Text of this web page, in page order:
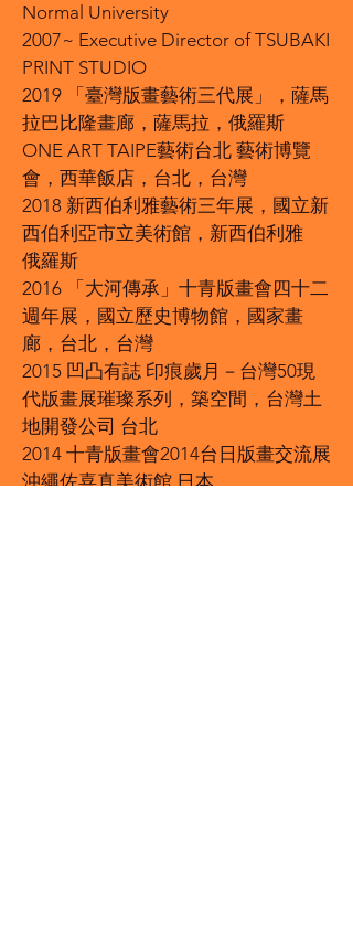
Normal University
2007~ Executive Director of TSUBAKI
PRINT STUDIO
2019 「臺灣版畫藝術三代展」，薩馬
拉巴比隆畫廊，薩馬拉，俄羅斯
ONE ART TAIPE藝術台北 藝術博覽
會，西華飯店，台北，台灣
2018 新西伯利雅藝術三年展，國立新
西伯利亞市立美術館，新西伯利雅
俄羅斯
2016 「大河傳承」十青版畫會四十二
週年展，國立歷史博物館，國家畫
廊，台北，台灣
2015 凹凸有誌 印痕歲月－台灣50現
代版畫展璀璨系列，築空間，台灣土
地開發公司 台北
2014 十青版畫會2014台日版畫交流展
沖繩佐喜真美術館 日本